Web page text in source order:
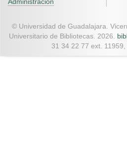
© Universidad de Guadalajara.
Universitario de Bibliotecas. 2026.
31 34 22 77 ext.